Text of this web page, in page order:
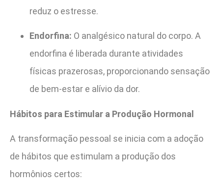
reduz o estresse.
Endorfina: O analgésico natural do corpo. A
endorfina é liberada durante atividades
físicas prazerosas, proporcionando sensação
de bem-estar e alívio da dor.
Hábitos para Estimular a Produção Hormonal
A transformação pessoal se inicia com a adoção
de hábitos que estimulam a produção dos
hormônios certos: